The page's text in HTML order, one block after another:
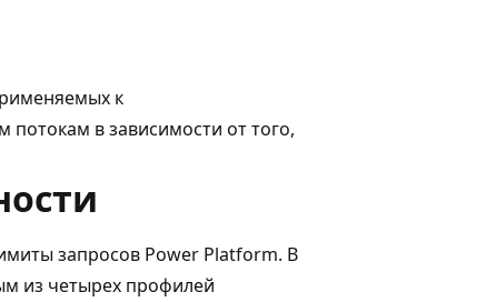
к
в зависимости от того,
запросов Power Platform. В
из четырех профилей